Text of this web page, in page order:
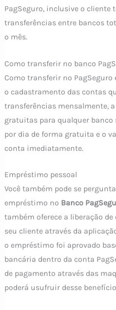
PagSeguro, inclusive o
transferências entre bancos
o mês.
Como transferir no banco
Como transferir no
o cadastramento das contas
transferências mensalmente, a
gratuitas para qualquer
por dia de forma gratuita e o
conta imediatamente.
Empréstimo pessoal
Você também pode se
empréstimo no Banco
também oferece a liberação
seu cliente através da
o empréstimo foi aprovado
bancária dentro da conta
de pagamento através das
poderá usufruir desse